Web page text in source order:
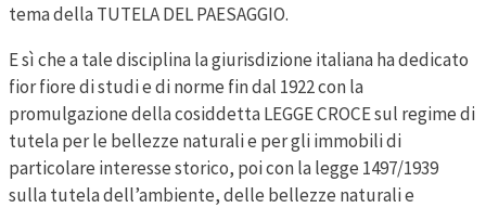
tema della TUTELA DEL PAESAGGIO.
E sì che a tale disciplina la giurisdizione italiana ha dedicato
fior fiore di studi e di norme fin dal 1922 con la
promulgazione della cosiddetta LEGGE CROCE sul regime di
tutela per le bellezze naturali e per gli immobili di
particolare interesse storico, poi con la legge 1497/1939
sulla tutela dell’ambiente, delle bellezze naturali e